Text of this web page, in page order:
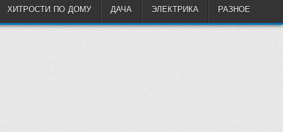
ХИТРОСТИ ПО ДОМУ ДАЧА ЭЛЕКТРИКА РАЗНОЕ